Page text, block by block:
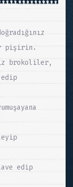
pişirin.
brokoliler,
edip